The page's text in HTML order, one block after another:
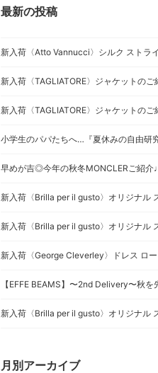
最新の投稿
早めが吉◎今年の秋冬MONCLERご紹介♩
月別アーカイブ